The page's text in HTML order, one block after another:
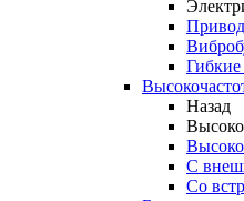
Назад
С
Cо